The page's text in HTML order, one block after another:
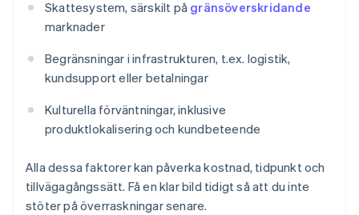
Skattesystem, särskilt på gränsöverskridande
marknader
Begränsningar i infrastrukturen, t.ex. logistik,
kundsupport eller betalningar
Kulturella förväntningar, inklusive
produktlokalisering och kundbeteende
Alla dessa faktorer kan påverka kostnad, tidpunkt och
tillvägagångssätt. Få en klar bild tidigt så att du inte
stöter på överraskningar senare.